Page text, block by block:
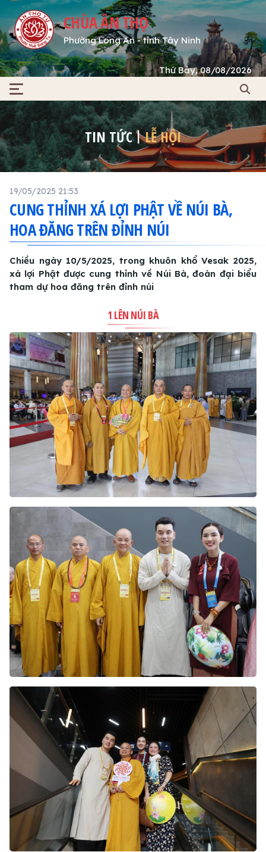
CHÙA ÂN THỌ
Phường Long An - tỉnh Tây Ninh
Thứ Bảy, 08/08/2026
TIN TỨC LỄ HỘI
19/05/2025 21:53
CUNG THỈNH XÁ LỢI PHẬT VỀ NÚI BÀ,
HOA ĐĂNG TRÊN ĐỈNH NÚI
Chiều ngày 10/5/2025, trong khuôn khổ Vesak 2025,
xá lợi Phật được cung thỉnh về Núi Bà, đoàn đại biểu
tham dự hoa đăng trên đỉnh núi
1 LÊN NÚI BÀ